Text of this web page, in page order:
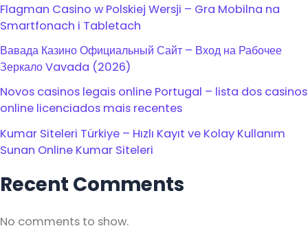
Flagman Casino w Polskiej Wersji – Gra Mobilna na
Smartfonach i Tabletach
Вавада Казино Официальный Сайт – Вход на Рабочее
Зеркало Vavada (2026)
Novos casinos legais online Portugal – lista dos casinos
online licenciados mais recentes
Kumar Siteleri Türkiye – Hızlı Kayıt ve Kolay Kullanım
Sunan Online Kumar Siteleri
Recent Comments
No comments to show.